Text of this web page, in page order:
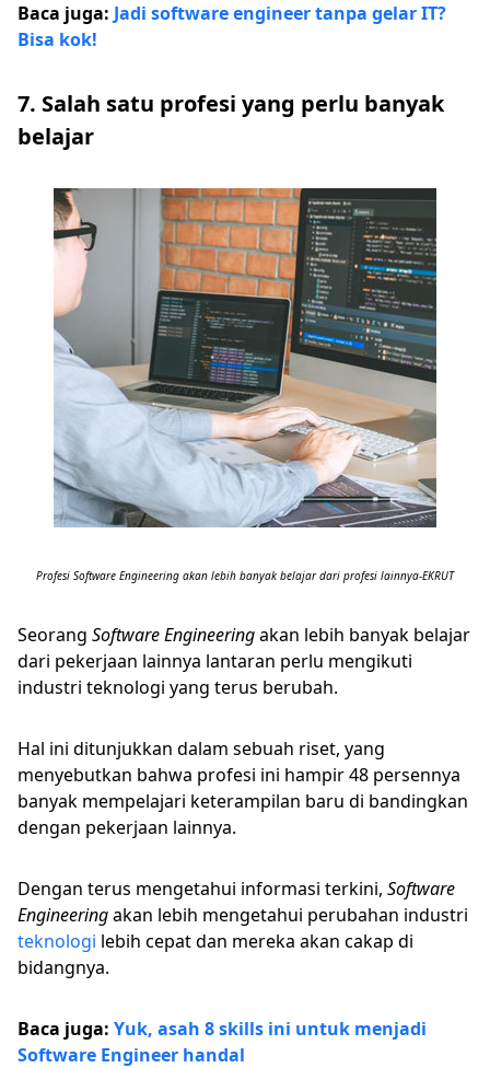
Baca juga: Jadi software engineer tanpa gelar IT?
Bisa kok!
7. Salah satu profesi yang perlu banyak
belajar
Profesi Software Engineering akan lebih banyak belajar dari profesi lainnya-EKRUT
Seorang Software Engineeringakan lebih banyak belajar
dari pekerjaan lainnya lantaran perlu mengikuti
industri teknologi yang terus berubah.
Hal ini ditunjukkan dalam sebuah riset, yang
menyebutkan bahwa profesi ini hampir 48 persennya
banyak mempelajari keterampilan baru di bandingkan
dengan pekerjaan lainnya.
Dengan terus mengetahui informasi terkini, Software
Engineeringakan lebih mengetahui perubahan industri
teknologi lebih cepat dan mereka akan cakap di
bidangnya.
Baca juga: Yuk, asah 8 skills ini untuk menjadi
Software Engineer handal